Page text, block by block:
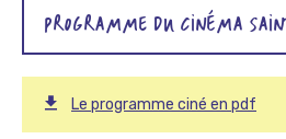
PROGRAMME DU CINÉMA
Le programme ciné en pdf